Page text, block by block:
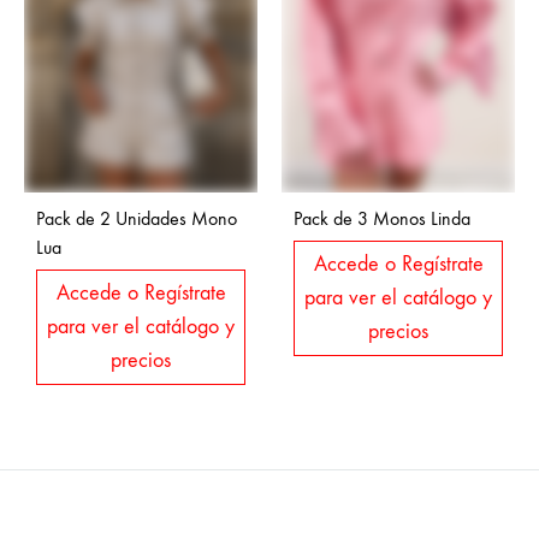
Pack de 2 Unidades Mono
Lua
Accede o Regístrate
para ver el catálogo y
precios
Pack de 3 Monos Linda
Accede o Regístrate
para ver el catálogo y
precios